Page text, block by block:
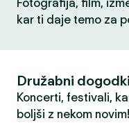
Fotografija, film,
kar ti daje temo za
Družabni dogodki
Koncerti, festivali,
boljši z nekom novim!